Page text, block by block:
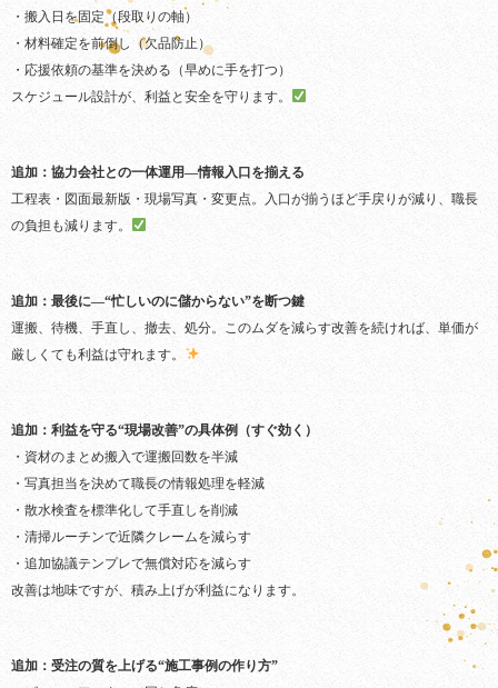
・搬入日を固定（段取りの軸）
・材料確定を前倒し（欠品防止）
・応援依頼の基準を決める（早めに手を打つ）
スケジュール設計が、利益と安全を守ります。
追加：協力会社との一体運用—情報入口を揃える
工程表・図面最新版・現場写真・変更点。入口が揃うほど手戻りが減り、職長
の負担も減ります。
追加：最後に—“忙しいのに儲からない”を断つ鍵
運搬、待機、手直し、撤去、処分。このムダを減らす改善を続ければ、単価が
厳しくても利益は守れます。
追加：利益を守る“現場改善”の具体例（すぐ効く）
・資材のまとめ搬入で運搬回数を半減
・写真担当を決めて職長の情報処理を軽減
・散水検査を標準化して手直しを削減
・清掃ルーチンで近隣クレームを減らす
・追加協議テンプレで無償対応を減らす
改善は地味ですが、積み上げが利益になります。
追加：受注の質を上げる“施工事例の作り方”